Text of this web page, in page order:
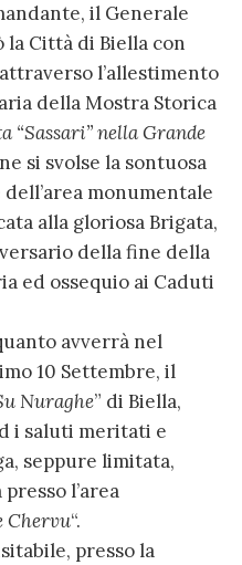
il Generale
la Città di Biella con
l’allestimento
della Mostra Storica
“Sassari” nella Grande
si svolse la sontuosa
monumentale
alla gloriosa Brigata,
della fine della
ed ossequio ai Caduti
avverrà nel
10 Settembre, il
Nuraghe” di Biella,
i saluti meritati e
seppure limitata,
l’area
Chervu“.
presso la